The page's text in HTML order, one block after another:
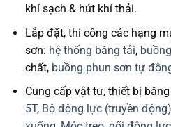
khí sạch & hút khí thải.
Lắp đặt, thi công các hạng
sơn: hệ thống băng tải,
chất, buồng phun sơn tự
Cung cấp vật tư, thiết bị
5T, Bộ động lực (truyền động)